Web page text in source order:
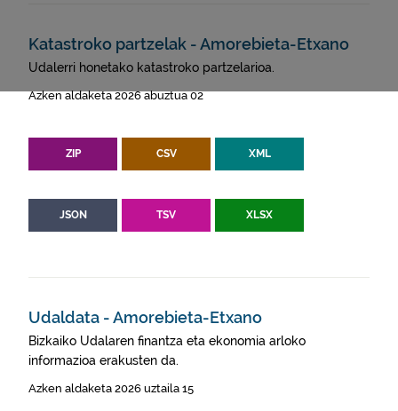
Katastroko partzelak - Amorebieta-Etxano
Udalerri honetako katastroko partzelarioa.
Azken aldaketa 2026 abuztua 02
ZIP CSV XML
JSON TSV XLSX
Udaldata - Amorebieta-Etxano
Bizkaiko Udalaren finantza eta ekonomia arloko
informazioa erakusten da.
Azken aldaketa 2026 uztaila 15